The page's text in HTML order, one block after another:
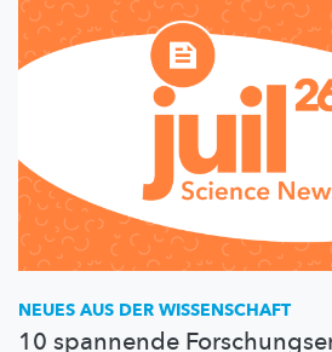
NEUES AUS DER WISSENSCHAFT
10 spannende